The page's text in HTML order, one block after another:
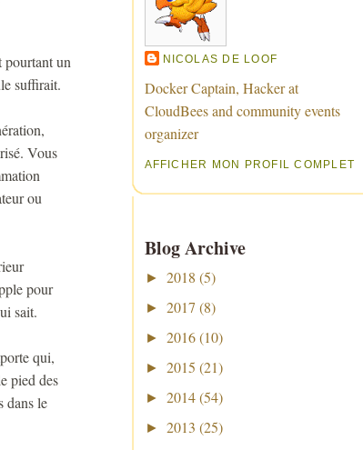
pourtant un
suffirait.
Vous
ou
pour
sait.
qui,
pied des
dans le
NICOLAS DE LOOF
Docker Captain, Hacker at
CloudBees and community events
organizer
AFFICHER MON PROFIL COMPLET
Blog Archive
► 2018 (5)
► 2017 (8)
► 2016 (10)
► 2015 (21)
► 2014 (54)
► 2013 (25)